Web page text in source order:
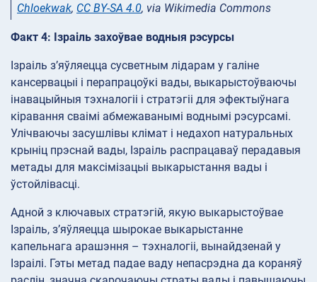
Chloekwak, CC BY-SA 4.0, via Wikimedia Commons
Факт 4: Ізраіль захоўвае водныя рэсурсы
Ізраіль з’яўляецца сусветным лідарам у галіне
кансервацыі і перапрацоўкі вады, выкарыстоўваючы
інавацыйныя тэхналогіі і стратэгіі для эфектыўнага
кіравання сваімі абмежаванымі воднымі рэсурсамі.
Улічваючы засушлівы клімат і недахоп натуральных
крыніц прэснай вады, Ізраіль распрацаваў перадавыя
метады для максімізацыі выкарыстання вады і
ўстойлівасці.
Адной з ключавых стратэгій, якую выкарыстоўвае
Ізраіль, з’яўляецца шырокае выкарыстанне
капельнага арашэння – тэхналогіі, вынайдзенай у
Ізраілі. Гэты метад падае ваду непасрэдна да кораняў